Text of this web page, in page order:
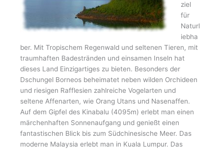
ziel
für
Naturl
iebha
ber. Mit Tropischem Regenwald und seltenen Tieren, mit
traumhaften Badestränden und einsamen Inseln hat
dieses Land Einzigartiges zu bieten. Besonders der
Dschungel Borneos beheimatet neben wilden Orchideen
und riesigen Rafflesien zahlreiche Vogelarten und
seltene Affenarten, wie Orang Utans und Nasenaffen.
Auf dem Gipfel des Kinabalu (4095m) erlebt man einen
märchenhaften Sonnenaufgang und genießt einen
fantastischen Blick bis zum Südchinesische Meer. Das
moderne Malaysia erlebt man in Kuala Lumpur. Das